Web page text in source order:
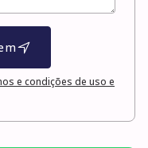
e condições de uso e